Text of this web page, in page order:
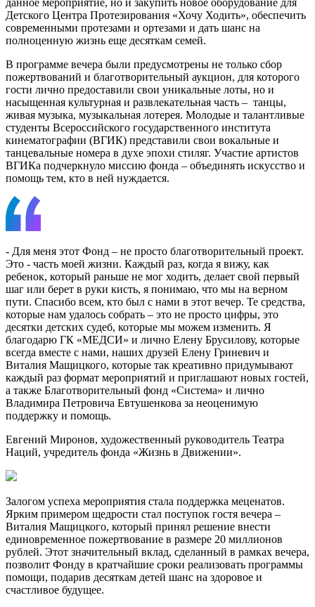
данное мероприятие, но и закупить новое оборудование для
Детского Центра Протезирования «Хочу Ходить», обеспечить
современными протезами и ортезами и дать шанс на
полноценную жизнь еще десяткам семей.
В программе вечера были предусмотрены не только сбор
пожертвований и благотворительный аукцион, для которого
гости лично предоставили свои уникальные лоты, но и
насыщенная культурная и развлекательная часть – танцы,
живая музыка, музыкальная лотерея. Молодые и талантливые
студенты Всероссийского государственного института
кинематографии (ВГИК) представили свои вокальные и
танцевальные номера в духе эпохи стиляг. Участие артистов
ВГИКа подчеркнуло миссию фонда – объединять искусство и
помощь тем, кто в ней нуждается.
- Для меня этот Фонд – не просто благотворительный проект.
Это - часть моей жизни. Каждый раз, когда я вижу, как
ребенок, который раньше не мог ходить, делает свой первый
шаг или берет в руки кисть, я понимаю, что мы на верном
пути. Спасибо всем, кто был с нами в этот вечер. Те средства,
которые нам удалось собрать – это не просто цифры, это
десятки детских судеб, которые мы можем изменить. Я
благодарю ГК «МЕДСИ» и лично Елену Брусилову, которые
всегда вместе с нами, наших друзей Елену Гриневич и
Виталия Мащицкого, которые так креативно придумывают
каждый раз формат мероприятий и приглашают новых гостей,
а также Благотворительный фонд «Система» и лично
Владимира Петровича Евтушенкова за неоценимую
поддержку и помощь.
Евгений Миронов, художественный руководитель Театра
Наций, учредитель фонда «Жизнь в Движении».
Залогом успеха мероприятия стала поддержка меценатов.
Ярким примером щедрости стал поступок гостя вечера –
Виталия Мащицкого, который принял решение внести
единовременное пожертвование в размере 20 миллионов
рублей. Этот значительный вклад, сделанный в рамках вечера,
позволит Фонду в кратчайшие сроки реализовать программы
помощи, подарив десяткам детей шанс на здоровое и
счастливое будущее.